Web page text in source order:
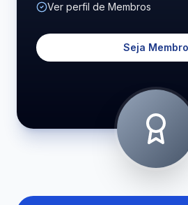
Ver perfil de Membros
Seja Membro